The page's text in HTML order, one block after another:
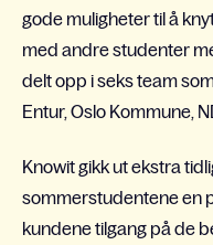
gode muligheter til å
med andre studenter
delt opp i seks team
Entur, Oslo Kommune,
Knowit gikk ut ekstra
sommerstudentene en
kundene tilgang på de